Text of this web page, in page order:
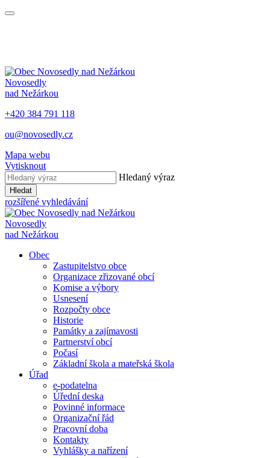
Novosedly
nad Nežárkou
+420 384 791 118
ou@novosedly.cz
Mapa webu
Vytisknout
Hledaný výraz
Hledat
rozšířené vyhledávání
Novosedly
nad Nežárkou
Obec
Zastupitelstvo obce
Organizace zřizované obcí
Komise a výbory
Usnesení
Rozpočty obce
Historie
Památky a zajímavosti
Partnerství obcí
Počasí
Základní škola a mateřská škola
Úřad
e-podatelna
Úřední deska
Povinné informace
Organizační řád
Pracovní doba
Kontakty
Vyhlášky a nařízení